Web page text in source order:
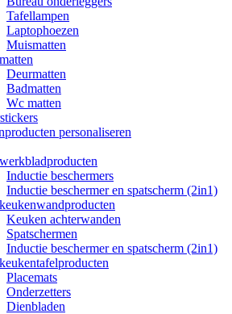
Tafellampen
Laptophoezen
Muismatten
Deurmatten
Badmatten
Wc matten
personaliseren
Inductie beschermers
Inductie beschermer en spatscherm (2in1)
Keuken achterwanden
Spatschermen
Inductie beschermer en spatscherm (2in1)
Placemats
Onderzetters
Dienbladen